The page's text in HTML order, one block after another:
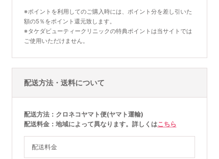
※ポイントを利用してのご購入時には、ポイント分を差し引いた
額の5％をポイント還元致します。
※タケダビューティークリニックの特典ポイントは当サイトでは
ご使用いただけません。
配送方法・送料について
配送方法
クロネコヤマト便(ヤマト運輸)
配送料金
地域によって異なります。詳しくはこちら
配送料金